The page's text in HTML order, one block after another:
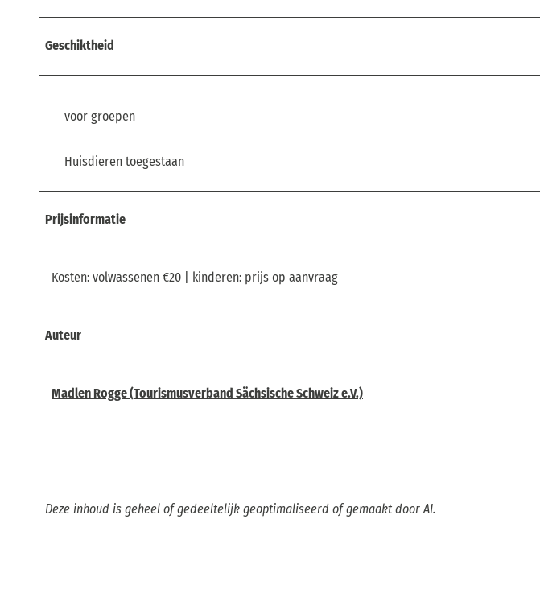
Geschiktheid
voor groepen
Huisdieren toegestaan
Prijsinformatie
Kosten: volwassenen €20 | kinderen: prijs op aanvraag
Auteur
Madlen Rogge (Tourismusverband Sächsische Schweiz e.V.)
Deze inhoud is geheel of gedeeltelijk geoptimaliseerd of gemaakt door AI.